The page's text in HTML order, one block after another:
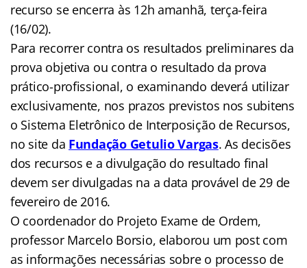
recurso se encerra às 12h amanhã, terça-feira
(16/02).
Para recorrer contra os resultados preliminares da
prova objetiva ou contra o resultado da prova
prático-profissional, o examinando deverá utilizar
exclusivamente, nos prazos previstos nos subitens
o Sistema Eletrônico de Interposição de Recursos,
no site da Fundação Getulio Vargas. As decisões
dos recursos e a divulgação do resultado final
devem ser divulgadas na a data provável de 29 de
fevereiro de 2016.
O coordenador do Projeto Exame de Ordem,
professor Marcelo Borsio, elaborou um post com
as informações necessárias sobre o processo de